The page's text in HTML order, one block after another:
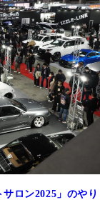
ロン2025」のやり